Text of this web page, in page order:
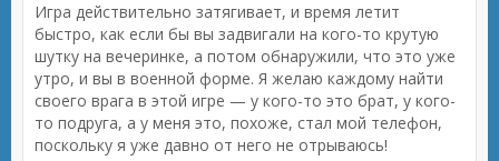
Игра действительно затягивает, и время летит
быстро, как если бы вы задвигали на кого-то крутую
шутку на вечеринке, а потом обнаружили, что это уже
утро, и вы в военной форме. Я желаю каждому найти
своего врага в этой игре — у кого-то это брат, у кого-
то подруга, а у меня это, похоже, стал мой телефон,
поскольку я уже давно от него не отрываюсь!